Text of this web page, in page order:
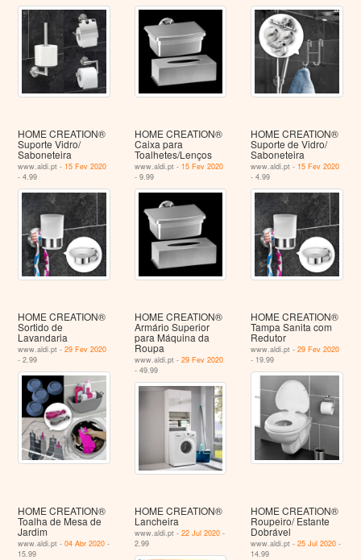
HOME CREATION®
Suporte Vidro/
Saboneteira
www.aldi.pt - 15 Fev 2020
- 4.99
HOME CREATION®
Caixa para
Toalhetes/Lenços
www.aldi.pt - 15 Fev 2020
- 9.99
HOME CREATION®
Suporte de Vidro/
Saboneteira
www.aldi.pt - 15 Fev 2020
- 4.99
HOME CREATION®
Sortido de
Lavandaria
www.aldi.pt -29 Fev 2020
- 2.99
HOME CREATION®
Armário Superior
para Máquina da
Roupa
www.aldi.pt - 29 Fev 2020
- 49.99
HOME CREATION®
Tampa Sanita com
Redutor
www.aldi.pt -29 Fev 2020
- 19.99
HOME CREATION®
Toalha de Mesa de
Jardim
www.aldi.pt -04 Abr 2020 -
15.99
HOME CREATION®
Lancheira
www.aldi.pt - 22 Jul 2020-
2.99
HOME CREATION®
Roupeiro/ Estante
Dobrável
www.aldi.pt -25 Jul 2020 -
14.99